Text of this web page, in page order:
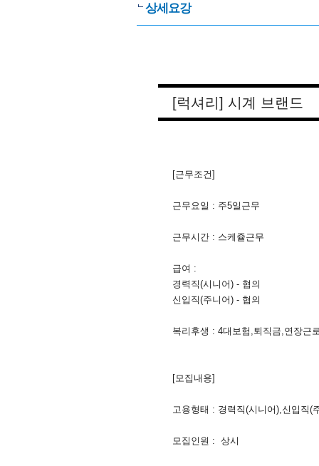
상세요강
[럭셔리] 시계 브랜드
[근무조건]
근무요일 : 주5일근무
근무시간 : 스케쥴근무
급여 :
경력직(시니어) - 협의
신입직(주니어) - 협의
복리후생 : 4대보험,퇴직금,연장근
[모집내용]
고용형태 : 경력직(시니어),신입직(
모집인원 : 상시